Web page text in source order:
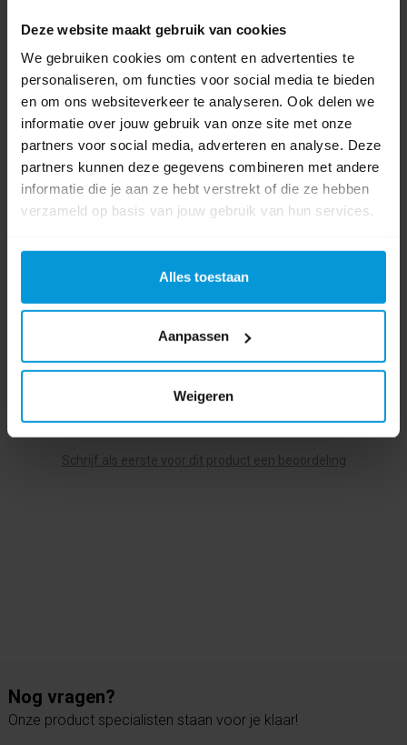
Deze website maakt gebruik van cookies
We gebruiken cookies om content en advertenties te
personaliseren, om functies voor social media te bieden
en om ons websiteverkeer te analyseren. Ook delen we
informatie over jouw gebruik van onze site met onze
partners voor social media, adverteren en analyse. Deze
partners kunnen deze gegevens combineren met andere
informatie die je aan ze hebt verstrekt of die ze hebben
verzameld op basis van jouw gebruik van hun services.
Alles toestaan
Aanpassen
Weigeren
Materiaal RVS
Afmeting 250 x 230 x 101 mm (HxBxD)
Capaciteit
ca. 70-80 tampons (zie artikel 19136) + ca. 25
maandverband (zie artikel 19138)
Product labels
maandverbanddispenser (4)
tampon (6), 8340 mediclinics (1)
0 beoordeling(en)
Schrijf als eerste voor dit product een beoordeling
Nog vragen?
Onze product specialisten staan voor je klaar!